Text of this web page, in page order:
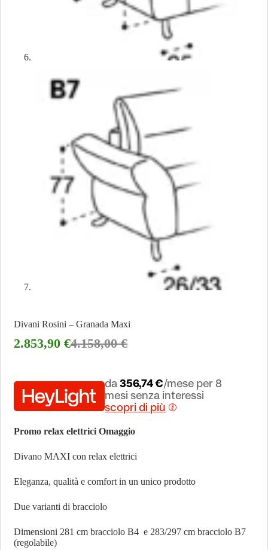
Divani Rosini – Granada Maxi
4.158,00€
2.853,90€
da356,74 €/mese per 8
mesi senza interessi
scopri di più
Promo relax elettrici Omaggio
Divano MAXI con relax elettrici
Eleganza, qualità e comfort in un unico prodotto
Due varianti di bracciolo
Dimensioni 281 cm bracciolo B4 e 283/297 cm bracciolo B7
(regolabile)